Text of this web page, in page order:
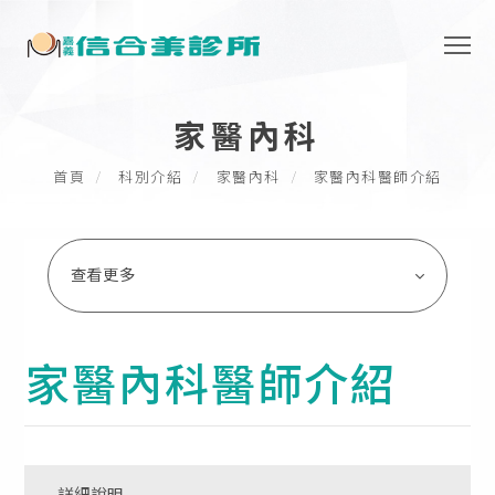
家醫內科
首頁 科別介紹 家醫內科 家醫內科醫師介紹
查看更多
家醫內科醫師介紹